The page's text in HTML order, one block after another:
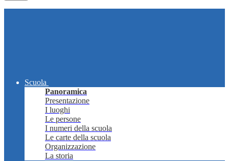
Scuola
Panoramica
Presentazione
I luoghi
Le persone
I numeri della scuola
Le carte della scuola
Organizzazione
La storia